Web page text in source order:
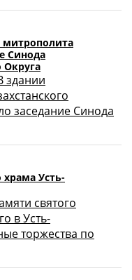
митрополита
Синода
Округа
здании
заседание Синода
храма Усть-
святого
в Усть-
торжества по